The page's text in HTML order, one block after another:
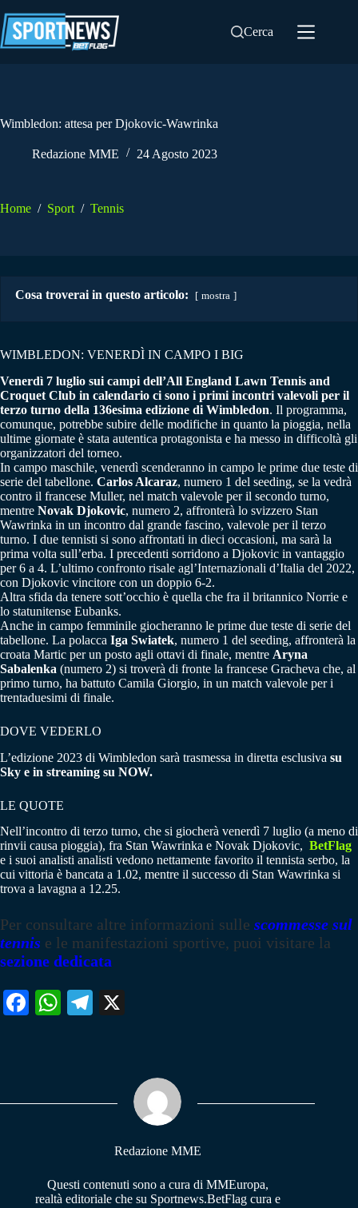
al
contenuto
Cerca
Wimbledon: attesa per Djokovic-Wawrinka
Redazione MME 24 Agosto 2023
Home / Sport / Tennis
Cosa troverai in questo articolo: mostra
WIMBLEDON: VENERDÌ IN CAMPO I BIG
Venerdì 7 luglio sui campi dell’All England Lawn Tennis and
Croquet Club in calendario ci sono i primi incontri valevoli per il
terzo turno della 136esima edizione di Wimbledon. Il programma,
comunque, potrebbe subire delle modifiche in quanto la pioggia, nella
ultime giornate è stata autentica protagonista e ha messo in difficoltà gli
organizzatori del torneo.
In campo maschile, venerdì scenderanno in campo le prime due teste di
serie del tabellone. Carlos Alcaraz, numero 1 del seeding, se la vedrà
contro il francese Muller, nel match valevole per il secondo turno,
mentre Novak Djokovic, numero 2, affronterà lo svizzero Stan
Wawrinka in un incontro dal grande fascino, valevole per il terzo
turno. I due tennisti si sono affrontati in dieci occasioni, ma sarà la
prima volta sull’erba. I precedenti sorridono a Djokovic in vantaggio
per 6 a 4. L’ultimo confronto risale agl’Internazionali d’Italia del 2022,
con Djokovic vincitore con un doppio 6-2.
Altra sfida da tenere sott’occhio è quella che fra il britannico Norrie e
lo statunitense Eubanks.
Anche in campo femminile giocheranno le prime due teste di serie del
tabellone. La polacca Iga Swiatek, numero 1 del seeding, affronterà la
croata Martic per un posto agli ottavi di finale, mentre Aryna
Sabalenka (numero 2) si troverà di fronte la francese Gracheva che, al
primo turno, ha battuto Camila Giorgio, in un match valevole per i
trentaduesimi di finale.
DOVE VEDERLO
L’edizione 2023 di Wimbledon sarà trasmessa in diretta esclusiva su
Sky e in streaming su NOW.
LE QUOTE
Nell’incontro di terzo turno, che si giocherà venerdì 7 luglio (a meno di
rinvii causa pioggia), fra Stan Wawrinka e Novak Djokovic, BetFlag
e i suoi analisti analisti vedono nettamente favorito il tennista serbo, la
cui vittoria è bancata a 1.02, mentre il successo di Stan Wawrinka si
trova a lavagna a 12.25.
Per consultare altre informazioni sulle scommesse sul
tennis e le manifestazioni sportive, puoi visitare la
sezione dedicata
Fa W
pp
Te
m
Redazione MME
Questi contenuti sono a cura di MMEuropa,
realtà editoriale che su Sportnews.BetFlag cura e